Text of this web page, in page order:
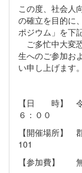
この度、社会人
の確立を目的に
ポジウム」を下
ご多忙中大変
生へのご参加お
い申し上げます。
【日 時】 令
６：００
【開催場所】
101
【参加費】